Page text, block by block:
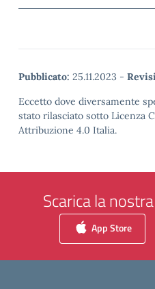
Pubblicato: 25.11.2023 -
Eccetto dove diversamente
stato rilasciato sotto Licenza
Attribuzione 4.0 Italia.
Scarica la
App Store